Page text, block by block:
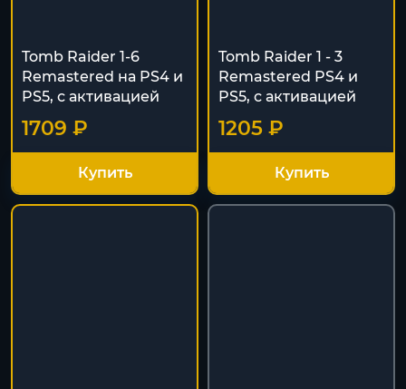
Tomb Raider 1-6
Remastered на PS4 и
PS5, с активацией
1709 ₽
Купить
Tomb Raider 1 - 3
Remastered PS4 и
PS5, с активацией
1205 ₽
Купить